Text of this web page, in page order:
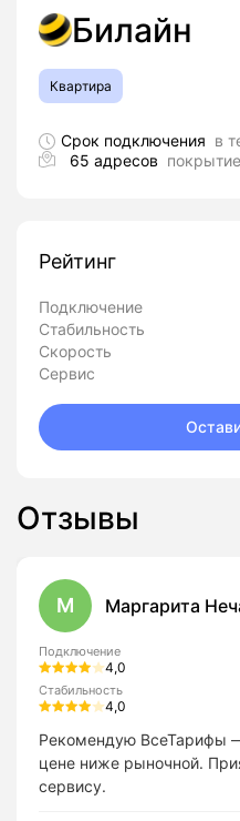
Билайн
Квартира
Срок подключения в
65 адресов
Рейтинг
Подключение
Стабильность
Скорость
Сервис
Отзывы
М Маргарита
Подключение
4,0
Стабильность
4,0
Рекомендую ВсеТарифы
цене ниже рыночной.
сервису.